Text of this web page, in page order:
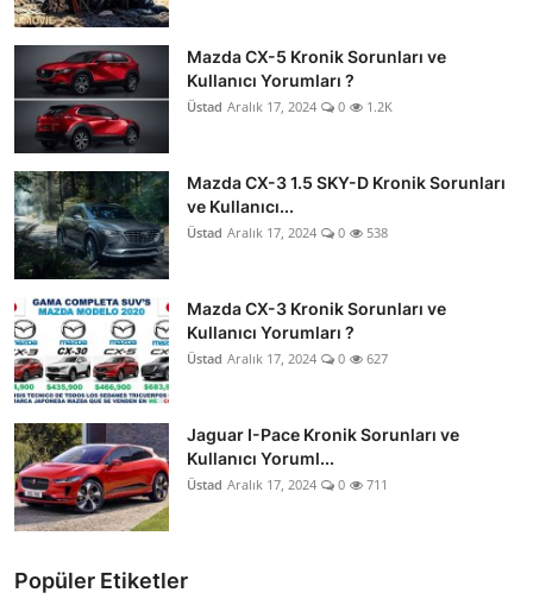
Mazda CX-5 Kronik Sorunları ve
Kullanıcı Yorumları ?
Üstad Aralık 17, 2024 0 1.2K
Mazda CX-3 1.5 SKY-D Kronik Sorunları
ve Kullanıcı...
Üstad Aralık 17, 2024 0 538
Mazda CX-3 Kronik Sorunları ve
Kullanıcı Yorumları ?
Üstad Aralık 17, 2024 0 627
Jaguar I-Pace Kronik Sorunları ve
Kullanıcı Yoruml...
Üstad Aralık 17, 2024 0 711
Popüler Etiketler